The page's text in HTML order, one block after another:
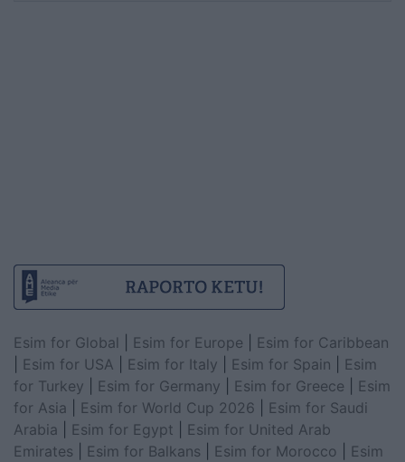
Esim for Global Esim for Europe
Esim for Caribbean
Esim for USA Esim for Italy Esim for Spain
Esim
for Turkey
Esim for Germany Esim for Greece
Esim
for Asia
Esim for World Cup 2026
Esim for Saudi
Arabia
Esim for Egypt
Esim for United Arab
Emirates
Esim for Balkans Esim for Morocco
Esim